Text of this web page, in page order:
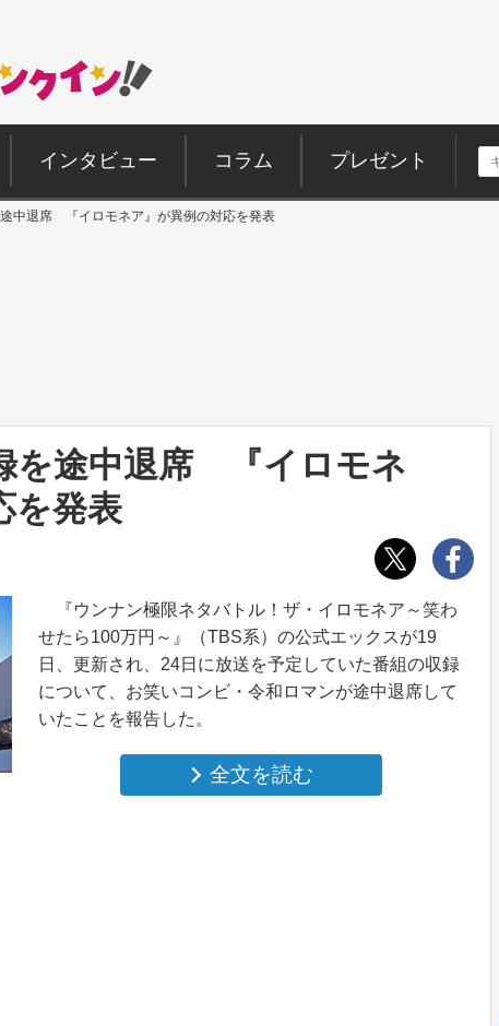
インタビュー コラム プレゼント
中退席 『イロモネア』が異例の対応を発表
を途中退席 『イロモネ
を発表
『ウンナン極限ネタバトル！ザ・イロモネア～笑わ
せたら100万円～』（TBS系）の公式エックスが19
日、更新され、24日に放送を予定していた番組の収録
について、お笑いコンビ・令和ロマンが途中退席して
いたことを報告した。
全文を読む